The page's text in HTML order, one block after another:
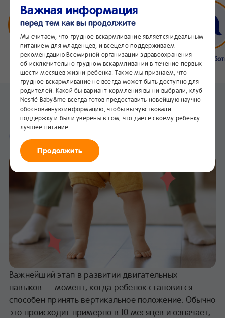
Бейбимания Что нового
Интернет-
магазин
Линия
24/7
Первые шаги ребенка
В избранное
Важнейший этап в развитии двигательных
навыков — момент, когда ребенок становится
способен принять вертикальное положение. Обычно
это происходит примерно в 10 месяцев и означает,
Важная информация
перед тем как вы продолжите
Мы считаем, что грудное вскармливание является идеальным
питанием для младенцев, и всецело поддерживаем
рекомендацию Всемирной организации здравоохранения
об исключительно грудном вскармливании в течение первых
шести месяцев жизни ребенка. Также мы признаем, что
грудное вскармливание не всегда может быть доступно для
родителей. Какой бы вариант кормления вы ни выбрали, клуб
Nestlé Baby&me всегда готов предоставить новейшую научно
обоснованную информацию, чтобы вы чувствовали
поддержку и были уверены в том, что даете своему ребенку
лучшее питание.
Продолжить